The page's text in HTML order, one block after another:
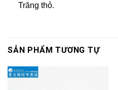
Trăng thỏ.
SẢN PHẨM TƯƠNG TỰ